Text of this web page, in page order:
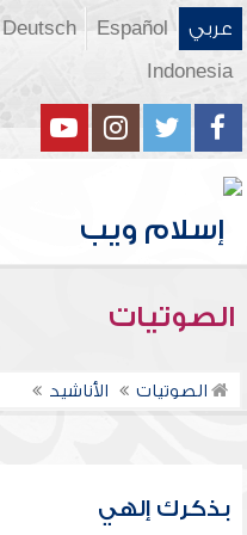
عربي Español
Deutsch
Indonesia
الصوتيات
الصوتيات الأناشيد
بذكرك إلهي